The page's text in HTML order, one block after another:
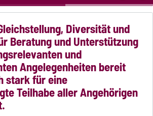
Diversität und
Beratung und Unterstützung
und
Angelegenheiten bereit
stark für eine
Teilhabe aller Angehörigen